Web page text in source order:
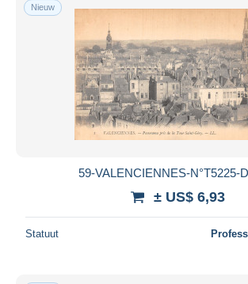
Nieuw
59-VALENCIENNES-N°T5225-
± US$ 6,93
Statuut